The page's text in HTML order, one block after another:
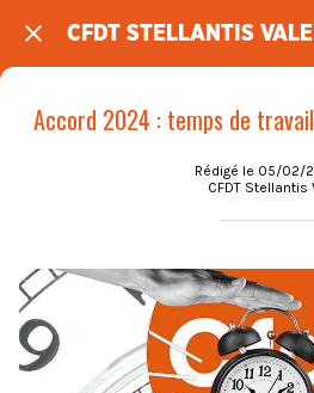
CFDT STELLANTIS
Accord 2024 : temps de
Rédigé le 05/02/
CFDT Stellantis